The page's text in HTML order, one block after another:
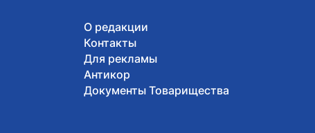
О редакции
Контакты
Для рекламы
Антикор
Документы Товарищества